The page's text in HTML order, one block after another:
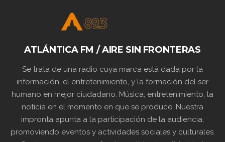
ATLÁNTICA FM / AIRE SIN FRONTERAS
Se trata de una radio cuya marca está dada por la
información, el entretenimiento, y la formación del ser
humano en mejor ciudadano. Música, entretenimiento, la
noticia en el momento en que se produce. Nuestra
impronta apunta a la participación de la audiencia,
promoviendo eventos y actividades sociales y culturales.